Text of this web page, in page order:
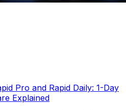
Pro and Rapid Daily: 1-Day
Explained